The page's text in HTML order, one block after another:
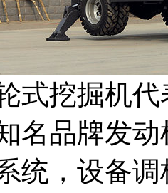
式挖掘机
名品牌发
统，设备